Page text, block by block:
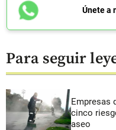
Únete a
Para seguir
Empresas
cinco
aseo